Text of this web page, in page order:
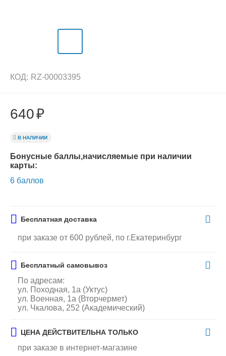
КОД: RZ-00003395
640₽
В НАЛИЧИИ
Бонусные баллы,начисляемые при наличии
карты:
6 баллов
Бесплатная доставка
при заказе от 600 рублей, по г.Екатеринбург
Бесплатный самовывоз
По адресам:
ул. Походная, 1а (Уктус)
ул. Военная, 1а (Вторчермет)
ул. Чкалова, 252 (Академический)
ЦЕНА ДЕЙСТВИТЕЛЬНА ТОЛЬКО
при заказе в интернет-магазине